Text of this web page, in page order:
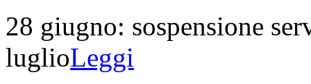
28 giugno: sospensione
luglioLeggi